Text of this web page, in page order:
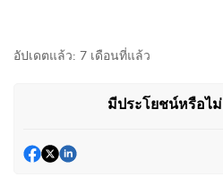
อัปเดตแล้ว: 7 เดือนที่แล้ว
มีประโยชน์หรือไม่